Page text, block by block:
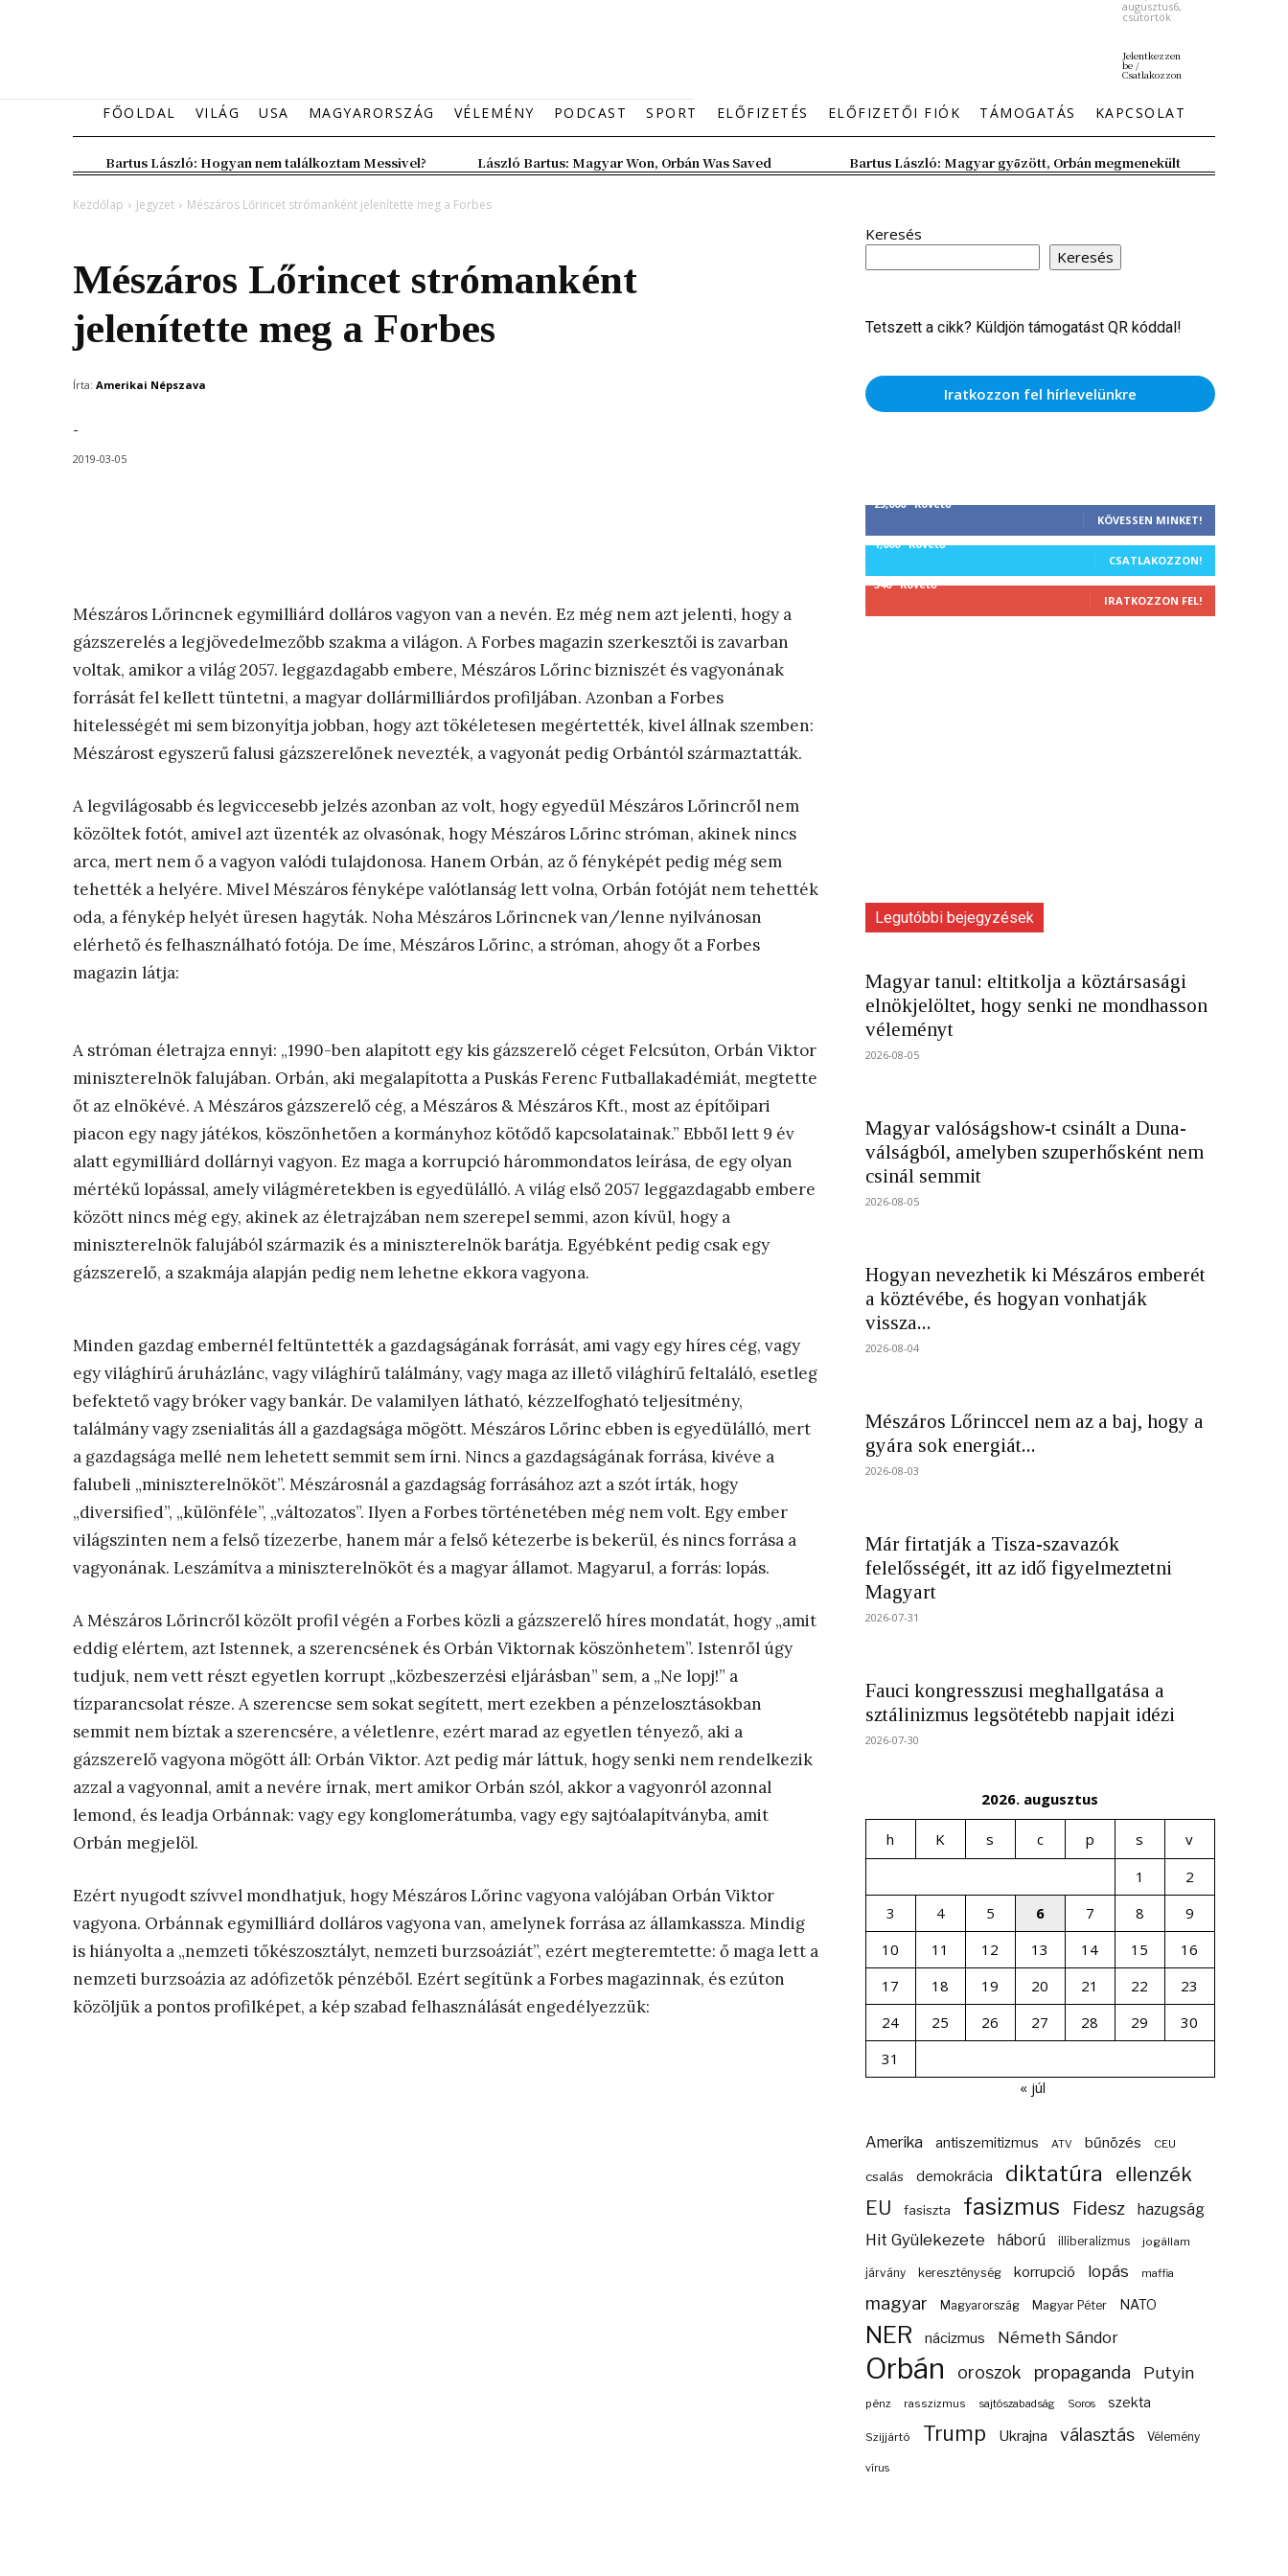
augusztus6,
csütörtök
Jelentkezzen
be /
Csatlakozzon
FŐOLDAL VILÁG USA MAGYARORSZÁG VÉLEMÉNY PODCAST SPORT ELŐFIZETÉS ELŐFIZETŐI FIÓK TÁMOGATÁS KAPCSOLAT
Bartus László: Hogyan nem találkoztam Messivel? László Bartus: Magyar Won, Orbán Was Saved Bartus László: Magyar győzött, Orbán megmenekült
Kezdőlap Jegyzet Mészáros Lőrincet strómanként jelenítette meg a Forbes
Mészáros Lőrincet strómanként
jelenítette meg a Forbes
Írta: Amerikai Népszava
-
2019-03-05
Mészáros Lőrincnek egymilliárd dolláros vagyon van a nevén. Ez még nem azt jelenti, hogy a
gázszerelés a legjövedelmezőbb szakma a világon. A Forbes magazin szerkesztői is zavarban
voltak, amikor a világ 2057. leggazdagabb embere, Mészáros Lőrinc bizniszét és vagyonának
forrását fel kellett tüntetni, a magyar dollármilliárdos profiljában. Azonban a Forbes
hitelességét mi sem bizonyítja jobban, hogy azt tökéletesen megértették, kivel állnak szemben:
Mészárost egyszerű falusi gázszerelőnek nevezték, a vagyonát pedig Orbántól származtatták.
A legvilágosabb és legviccesebb jelzés azonban az volt, hogy egyedül Mészáros Lőrincről nem
közöltek fotót, amivel azt üzenték az olvasónak, hogy Mészáros Lőrinc stróman, akinek nincs
arca, mert nem ő a vagyon valódi tulajdonosa. Hanem Orbán, az ő fényképét pedig még sem
tehették a helyére. Mivel Mészáros fényképe valótlanság lett volna, Orbán fotóját nem tehették
oda, a fénykép helyét üresen hagyták. Noha Mészáros Lőrincnek van/lenne nyilvánosan
elérhető és felhasználható fotója. De íme, Mészáros Lőrinc, a stróman, ahogy őt a Forbes
magazin látja:
A stróman életrajza ennyi: „1990-ben alapított egy kis gázszerelő céget Felcsúton, Orbán Viktor
miniszterelnök falujában. Orbán, aki megalapította a Puskás Ferenc Futballakadémiát, megtette
őt az elnökévé. A Mészáros gázszerelő cég, a Mészáros & Mészáros Kft., most az építőipari
piacon egy nagy játékos, köszönhetően a kormányhoz kötődő kapcsolatainak.” Ebből lett 9 év
alatt egymilliárd dollárnyi vagyon. Ez maga a korrupció hárommondatos leírása, de egy olyan
mértékű lopással, amely világméretekben is egyedülálló. A világ első 2057 leggazdagabb embere
között nincs még egy, akinek az életrajzában nem szerepel semmi, azon kívül, hogy a
miniszterelnök falujából származik és a miniszterelnök barátja. Egyébként pedig csak egy
gázszerelő, a szakmája alapján pedig nem lehetne ekkora vagyona.
Minden gazdag embernél feltüntették a gazdagságának forrását, ami vagy egy híres cég, vagy
egy világhírű áruházlánc, vagy világhírű találmány, vagy maga az illető világhírű feltaláló, esetleg
befektető vagy bróker vagy bankár. De valamilyen látható, kézzelfogható teljesítmény,
találmány vagy zsenialitás áll a gazdagsága mögött. Mészáros Lőrinc ebben is egyedülálló, mert
a gazdagsága mellé nem lehetett semmit sem írni. Nincs a gazdagságának forrása, kivéve a
falubeli „miniszterelnököt”. Mészárosnál a gazdagság forrásához azt a szót írták, hogy
„diversified”, „különféle”, „változatos”. Ilyen a Forbes történetében még nem volt. Egy ember
világszinten nem a felső tízezerbe, hanem már a felső kétezerbe is bekerül, és nincs forrása a
vagyonának. Leszámítva a miniszterelnököt és a magyar államot. Magyarul, a forrás: lopás.
A Mészáros Lőrincről közölt profil végén a Forbes közli a gázszerelő híres mondatát, hogy „amit
eddig elértem, azt Istennek, a szerencsének és Orbán Viktornak köszönhetem”. Istenről úgy
tudjuk, nem vett részt egyetlen korrupt „közbeszerzési eljárásban” sem, a „Ne lopj!” a
tízparancsolat része. A szerencse sem sokat segített, mert ezekben a pénzelosztásokban
semmit nem bíztak a szerencsére, a véletlenre, ezért marad az egyetlen tényező, aki a
gázszerelő vagyona mögött áll: Orbán Viktor. Azt pedig már láttuk, hogy senki nem rendelkezik
azzal a vagyonnal, amit a nevére írnak, mert amikor Orbán szól, akkor a vagyonról azonnal
lemond, és leadja Orbánnak: vagy egy konglomerátumba, vagy egy sajtóalapítványba, amit
Orbán megjelöl.
Ezért nyugodt szívvel mondhatjuk, hogy Mészáros Lőrinc vagyona valójában Orbán Viktor
vagyona. Orbánnak egymilliárd dolláros vagyona van, amelynek forrása az államkassza. Mindig
is hiányolta a „nemzeti tőkészosztályt, nemzeti burzsoáziát”, ezért megteremtette: ő maga lett a
nemzeti burzsoázia az adófizetők pénzéből. Ezért segítünk a Forbes magazinnak, és ezúton
közöljük a pontos profilképet, a kép szabad felhasználását engedélyezzük:
Keresés
Keresés
Tetszett a cikk? Küldjön támogatást QR kóddal!
Iratkozzon fel hírlevelünkre
25,000 Követő
KÖVESSEN MINKET!
1,000 Követő
CSATLAKOZZON!
340 Követő
IRATKOZZON FEL!
Legutóbbi bejegyzések
Magyar tanul: eltitkolja a köztársasági
elnökjelöltet, hogy senki ne mondhasson
véleményt
2026-08-05
Magyar valóságshow-t csinált a Duna-
válságból, amelyben szuperhősként nem
csinál semmit
2026-08-05
Hogyan nevezhetik ki Mészáros emberét
a köztévébe, és hogyan vonhatják
vissza...
2026-08-04
Mészáros Lőrinccel nem az a baj, hogy a
gyára sok energiát...
2026-08-03
Már firtatják a Tisza-szavazók
felelősségét, itt az idő figyelmeztetni
Magyart
2026-07-31
Fauci kongresszusi meghallgatása a
sztálinizmus legsötétebb napjait idézi
2026-07-30
2026. augusztus
h K s c p s
v
1
2
3
4 5 6 7 8
9
10
11 12 13 14 15
16
17
18 19 20 21 22
23
24
25 26 27 28 29
30
31
« júl
Amerika antiszemitizmus ATV bűnözés CEU
csalás demokrácia diktatúra ellenzék
EU fasiszta fasizmus Fidesz hazugság
Hit Gyülekezete háború illiberalizmus jogállam
járvány kereszténység korrupció lopás maffia
magyar Magyarország Magyar Péter NATO
NER nácizmus Németh Sándor
Orbán oroszok propaganda Putyin
pénz rasszizmus sajtószabadság Soros szekta
Szijjártó Trump Ukrajna választás Vélemény
vírus